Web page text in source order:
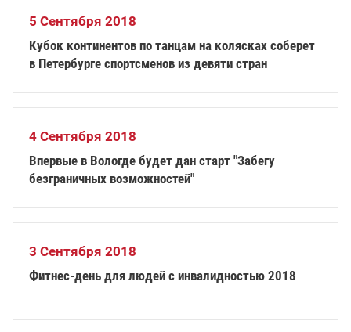
5 Сентября 2018
Кубок континентов по танцам на колясках соберет
в Петербурге спортсменов из девяти стран
4 Сентября 2018
Впервые в Вологде будет дан старт "Забегу
безграничных возможностей"
3 Сентября 2018
Фитнес-день для людей с инвалидностью 2018